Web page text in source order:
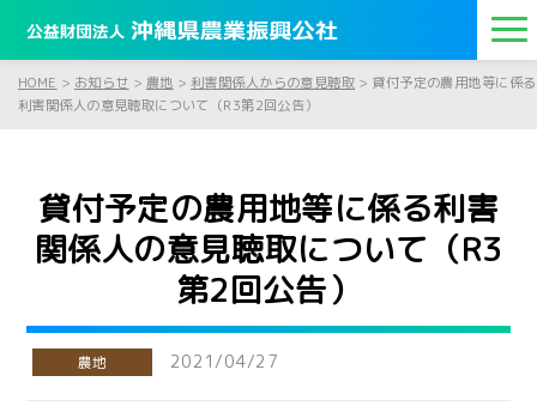
HOME > お知らせ > 農地 >利害関係人からの意見聴取 > 貸付予定の農用地等に係る
利害関係人の意見聴取について（R3第2回公告）
貸付予定の農用地等に係る利害
関係人の意見聴取について（R3
第2回公告）
農地 2021/04/27